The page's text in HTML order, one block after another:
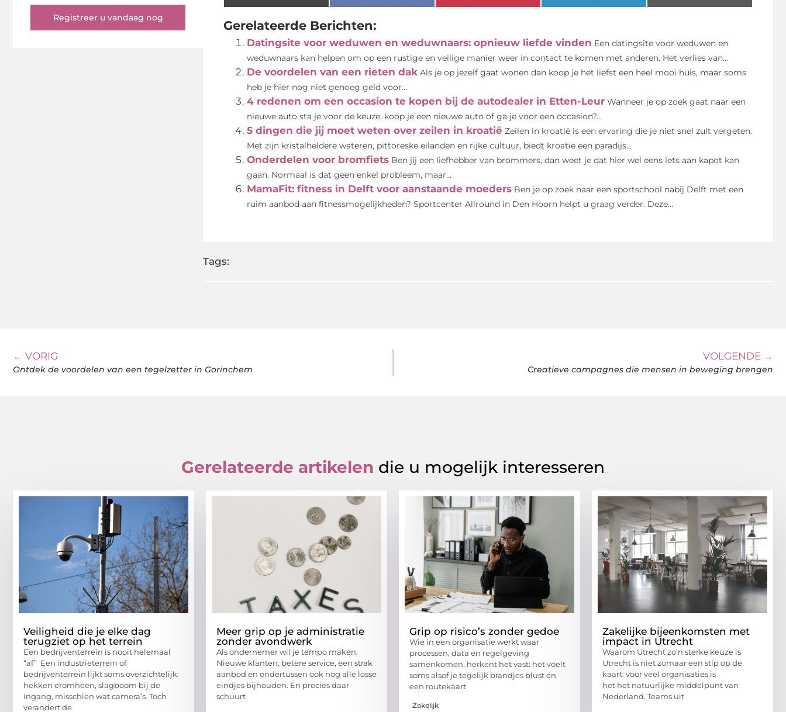
Registreer u vandaag nog Gerelateerde Berichten:
Datingsite voor weduwen en weduwnaars: opnieuw liefde vinden Een datingsite voor weduwen en
weduwnaars kan helpen om op een rustige en veilige manier weer in contact te komen met anderen. Het verlies van...
De voordelen van een rieten dak Als je op jezelf gaat wonen dan koop je het liefst een heel mooi huis, maar soms
heb je hier nog niet genoeg geld voor....
4 redenen om een occasion te kopen bij de autodealer in Etten-Leur Wanneer je op zoek gaat naar een
nieuwe auto sta je voor de keuze, koop je een nieuwe auto of ga je voor een occasion?...
5 dingen die jij moet weten over zeilen in kroatië Zeilen in kroatië is een ervaring die je niet snel zult vergeten.
Met zijn kristalheldere wateren, pittoreske eilanden en rijke cultuur, biedt kroatië een paradijs...
Onderdelen voor bromfiets Ben jij een liefhebber van brommers, dan weet je dat hier wel eens iets aan kapot kan
gaan. Normaal is dat geen enkel probleem, maar...
MamaFit: fitness in Delft voor aanstaande moeders Ben je op zoek naar een sportschool nabij Delft met een
ruim aanbod aan fitnessmogelijkheden? Sportcenter Allround in Den Hoorn helpt u graag verder. Deze...
Tags:
← VORIG
Ontdek de voordelen van een tegelzetter in Gorinchem
VOLGENDE →
Creatieve campagnes die mensen in beweging brengen
Gerelateerde artikelen die u mogelijk interesseren
Veiligheid die je elke dag
terugziet op het terrein
Een bedrijventerrein is nooit helemaal
“af” Een industrieterrein of
bedrijventerrein lijkt soms overzichtelijk:
hekken eromheen, slagboom bij de
ingang, misschien wat camera’s. Toch
verandert de
Meer grip op je administratie
zonder avondwerk
Als ondernemer wil je tempo maken.
Nieuwe klanten, betere service, een strak
aanbod en ondertussen ook nog alle losse
eindjes bijhouden. En precies daar
schuurt
Grip op risico’s zonder gedoe
Wie in een organisatie werkt waar
processen, data en regelgeving
samenkomen, herkent het vast: het voelt
soms alsof je tegelijk brandjes blust én
een routekaart
Zakelijk
Zakelijke bijeenkomsten met
impact in Utrecht
Waarom Utrecht zo’n sterke keuze is
Utrecht is niet zomaar een stip op de
kaart: voor veel organisaties is
het het natuurlijke middelpunt van
Nederland. Teams uit